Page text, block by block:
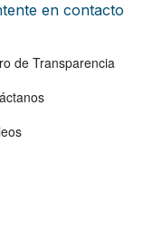
en contacto
de Transparencia